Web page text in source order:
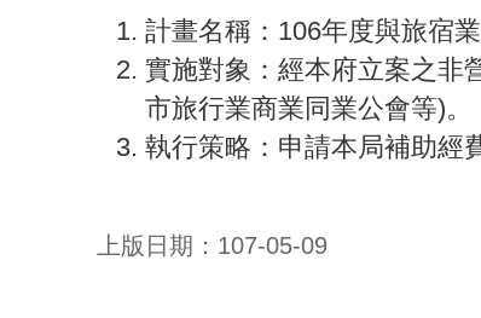
計畫名稱：106年度與旅宿
實施對象：經本府立案之非
市旅行業商業同業公會等)。
執行策略：申請本局補助經
上版日期：107-05-09